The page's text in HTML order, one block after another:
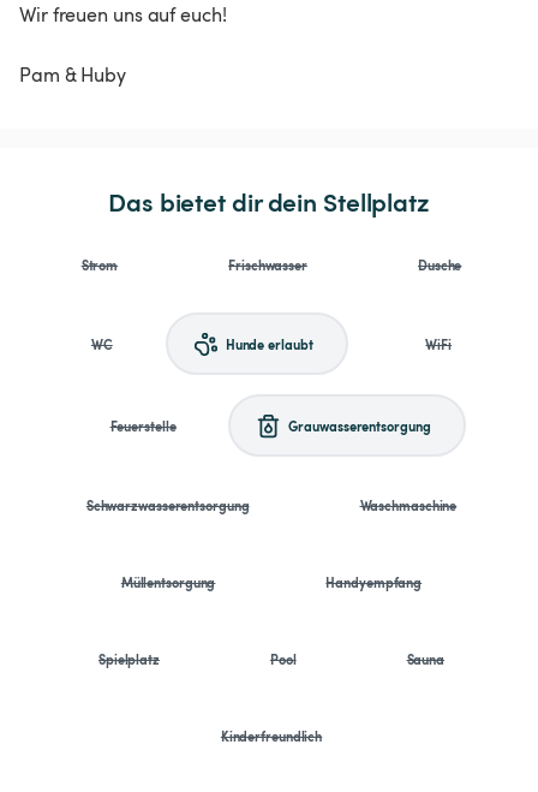
Wir freuen uns auf euch!
Pam & Huby
Das bietet dir dein Stellplatz
Strom Frischwasser Dusche
WC Hunde erlaubt WiFi
Feuerstelle Grauwasserentsorgung
Schwarzwasserentsorgung Waschmaschine
Müllentsorgung Handyempfang
Spielplatz Pool Sauna
Kinderfreundlich